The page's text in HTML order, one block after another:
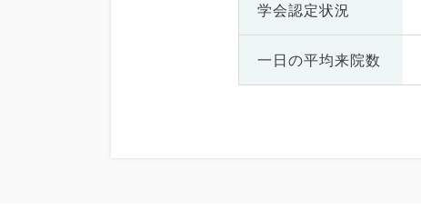
学会認定状況
一日の平均来院数